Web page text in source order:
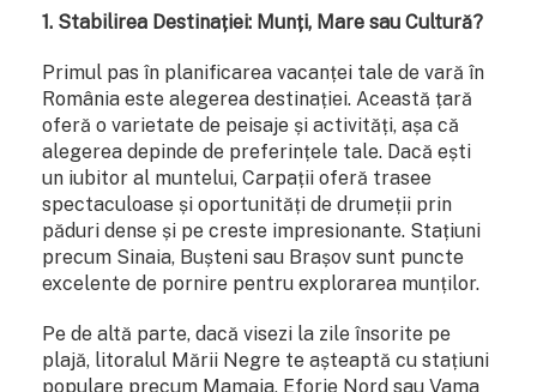
1. Stabilirea Destinației: Munți, Mare sau Cultură?
Primul pas în planificarea vacanței tale de vară în
România este alegerea destinației. Această țară
oferă o varietate de peisaje și activități, așa că
alegerea depinde de preferințele tale. Dacă ești
un iubitor al muntelui, Carpații oferă trasee
spectaculoase și oportunități de drumeții prin
păduri dense și pe creste impresionante. Stațiuni
precum Sinaia, Bușteni sau Brașov sunt puncte
excelente de pornire pentru explorarea munților.
Pe de altă parte, dacă visezi la zile însorite pe
plajă, litoralul Mării Negre te așteaptă cu stațiuni
populare precum Mamaia, Eforie Nord sau Vama